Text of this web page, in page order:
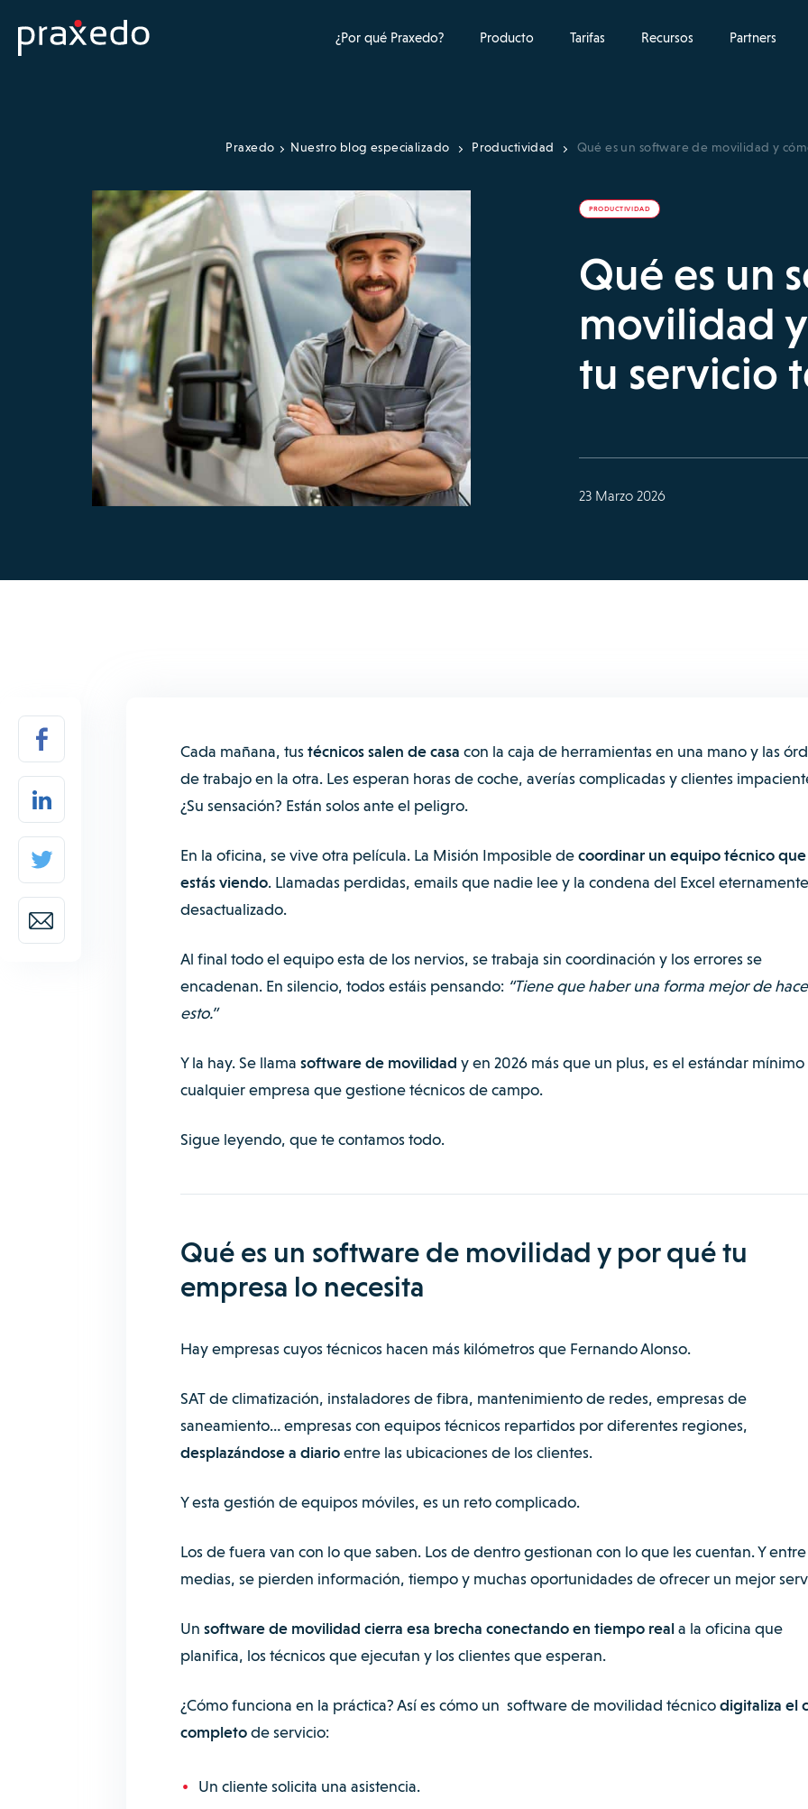
¿Por qué Praxedo? Producto Tarifas Recursos Partners
Praxedo Nuestro blog especializado Productividad Qué es un software de movilidad y
PRODUCTIVIDAD
Qué es un
movilidad
tu servicio
23 Marzo 2026
Cada mañana, tustécnicos salen de casa con la caja de herramientas en una mano y las
de trabajo en la otra. Les esperan horas de coche, averías complicadas y clientes
¿Su sensación? Están solos ante el peligro.
En la oficina, se vive otra película. La Misión Imposible decoordinar un equipo técnico
estás viendo. Llamadas perdidas, emails que nadie lee y la condena del Excel eternamente
desactualizado.
Al final todo el equipo esta de los nervios, se trabaja sin coordinación y los errores se
encadenan. En silencio, todos estáis pensando: “Tiene que haber una forma mejor de
esto.”
Y la hay. Se llama software de movilidad y en 2026 más que un plus, es el estándar mínimo
cualquier empresa que gestione técnicos de campo.
Sigue leyendo, que te contamos todo.
Qué es un software de movilidad y por qué tu
empresa lo necesita
Hay empresas cuyos técnicos hacen más kilómetros que Fernando Alonso.
SAT de climatización, instaladores de fibra, mantenimiento de redes, empresas de
saneamiento… empresas con equipos técnicos repartidos por diferentes regiones,
desplazándose a diarioentre las ubicaciones de los clientes.
Y esta gestión de equipos móviles, es un reto complicado.
Los de fuera van con lo que saben. Los de dentro gestionan con lo que les cuentan. Y entre
medias, se pierden información, tiempo y muchas oportunidades de ofrecer un mejor
Un software de movilidad cierra esa brecha conectando en tiempo reala la oficina que
planifica, los técnicos que ejecutan y los clientes que esperan.
¿Cómo funciona en la práctica? Así es cómo un software de movilidad técnicodigitaliza el
completode servicio:
Un cliente solicita una asistencia.